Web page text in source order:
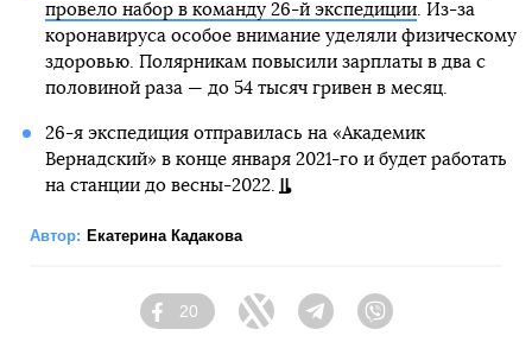
провело набор в команду 26-й экспедиции. Из-за
коронавируса особое внимание уделяли физическому
здоровью. Полярникам повысили зарплаты в два с
половиной раза — до 54 тысяч гривен в месяц.
26-я экспедиция отправилась на «Академик
Вернадский» в конце января 2021-го и будет работать
на станции до весны-2022.
Автор: Екатерина Кадакова
Facebook
20
Twitter TelegramViber